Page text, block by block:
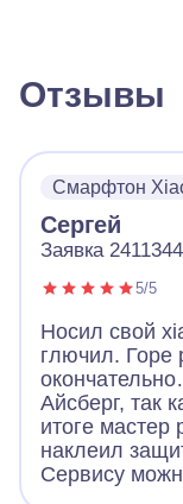
Отзывы
Смарфтон
Сергей
Заявка 2411344
5/5
Носил свой
глючил. Горе
Айсберг, так
итоге
наклеил
Сервису